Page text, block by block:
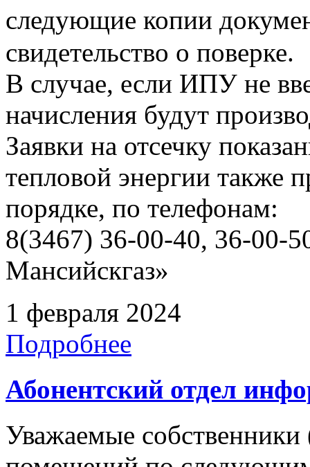
следующие копии
свидетельство о поверке.
В случае, если ИПУ не
начисления будут
Заявки на отсечку
тепловой энергии также
порядке, по телефонам:
8(3467) 36-00-40, 36-
Мансийскгаз»
1 февраля 2024
Подробнее
Абонентский отдел
Уважаемые